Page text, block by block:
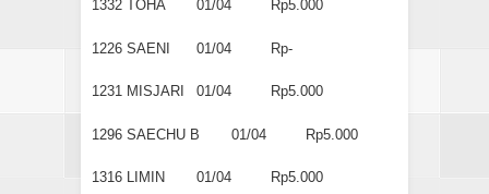
1332 TOHA 01/04 Rp5.000
1226 SAENI 01/04 Rp-
1231 MISJARI 01/04 Rp5.000
1296 SAECHU B 01/04 Rp5.000
1316 LIMIN 01/04 Rp5.000